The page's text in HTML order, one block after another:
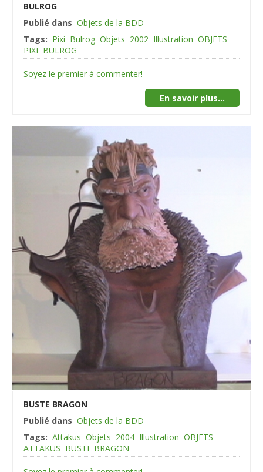
BULROG
Publié dans Objets de la BDD
Tags: Pixi Bulrog Objets 2002 Illustration OBJETS
PIXI BULROG
Soyez le premier à commenter!
En savoir plus...
BUSTE BRAGON
Publié dans Objets de la BDD
Tags: Attakus Objets 2004 Illustration OBJETS
ATTAKUS BUSTE BRAGON